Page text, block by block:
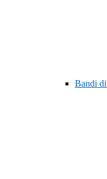
Bandi